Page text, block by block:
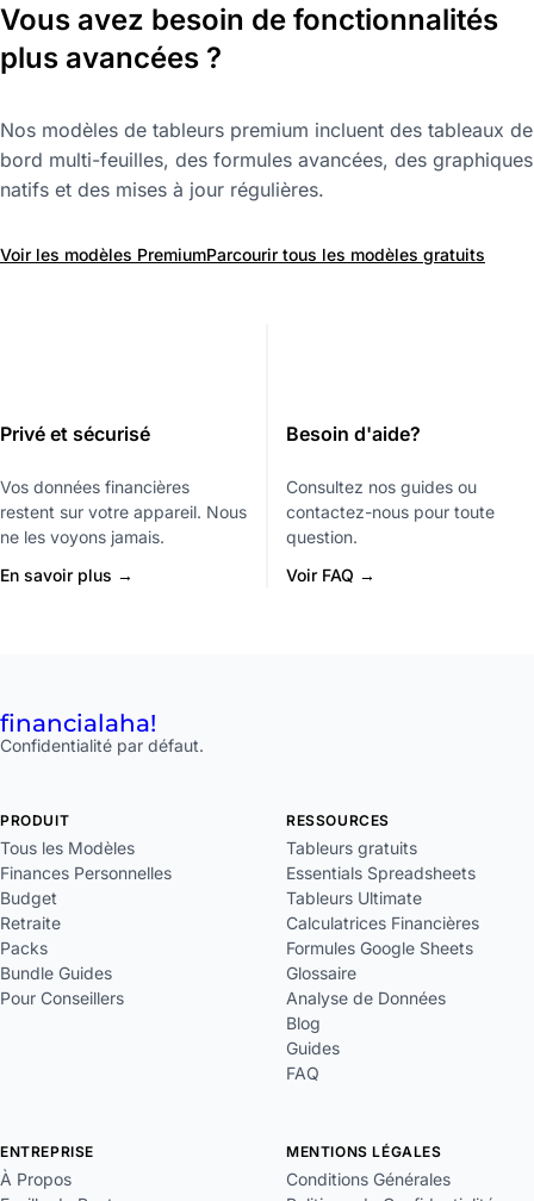
Vous avez besoin de fonctionnalités
plus avancées ?
Nos modèles de tableurs premium incluent des tableaux de
bord multi-feuilles, des formules avancées, des graphiques
natifs et des mises à jour régulières.
Voir les modèles PremiumParcourir tous les modèles gratuits
Privé et sécurisé
Vos données financières
restent sur votre appareil. Nous
ne les voyons jamais.
En savoir plus →
Besoin d'aide?
Consultez nos guides ou
contactez-nous pour toute
question.
Voir FAQ →
financialaha!
Confidentialité par défaut.
PRODUIT
Tous les Modèles
Finances Personnelles
Budget
Retraite
Packs
Bundle Guides
Pour Conseillers
RESSOURCES
Tableurs gratuits
Essentials Spreadsheets
Tableurs Ultimate
Calculatrices Financières
Formules Google Sheets
Glossaire
Analyse de Données
Blog
Guides
FAQ
ENTREPRISE
À Propos
MENTIONS LÉGALES
Conditions Générales